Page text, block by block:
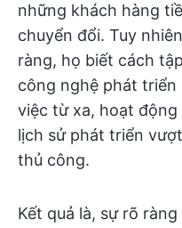
những khách hàng
chuyển đổi. Tuy
ràng, họ biết cách
công nghệ phát triển
việc từ xa, hoạt
lịch sử phát triển
thủ công.
Kết quả là, sự rõ